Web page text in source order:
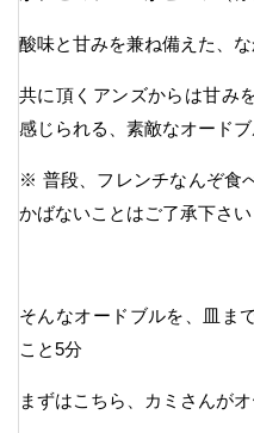
酸味と甘みを兼ね備えた、
共に頂くアンズからは甘み
感じられる、素敵なオード
※ 普段、フレンチなんぞ食
かばないことはご了承下さい
そんなオードブルを、皿ま
こと5分
まずはこちら、カミさんが